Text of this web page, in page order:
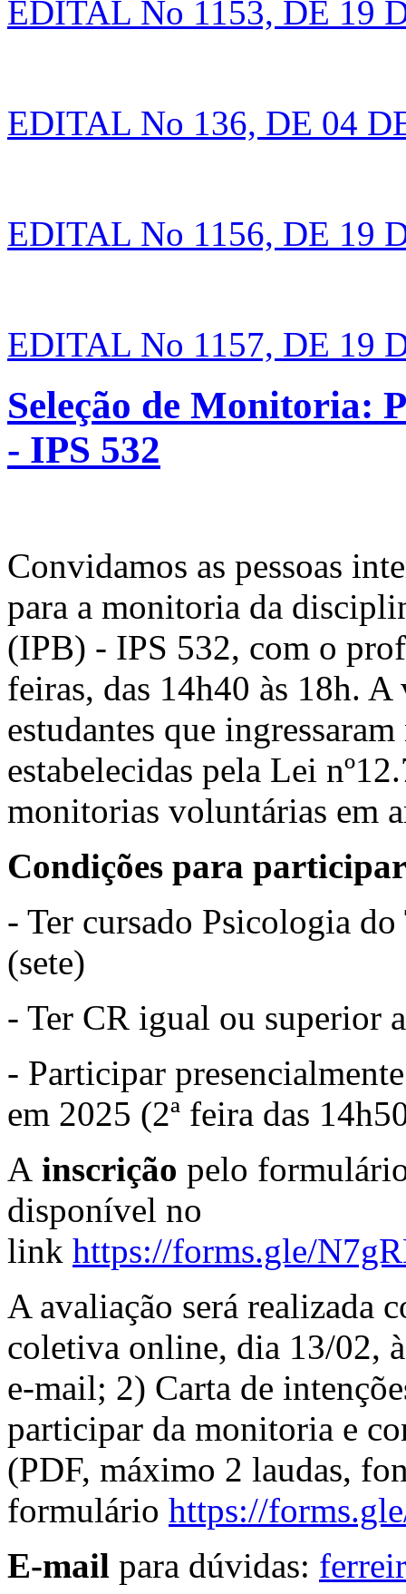
EDITAL No 1153, DE 19
EDITAL No 136, DE 04
EDITAL No 1156, DE 19
EDITAL No 1157, DE 19
Seleção de Monitoria:
- IPS 532
Convidamos as pessoas
para a monitoria da
(IPB) - IPS 532, com o
feiras, das 14h40 às 18h. A
estudantes que
estabelecidas pela Lei
monitorias voluntárias em
Condições para
- Ter cursado Psicologia
(sete)
- Ter CR igual ou superior
- Participar
em 2025 (2ª feira das
A inscrição pelo
disponível no
link https://forms.gle/
A avaliação será realizada
coletiva online, dia 13/02,
e-mail; 2) Carta de
participar da monitoria e
(PDF, máximo 2 laudas,
formulário https://
E-mail para dúvidas: